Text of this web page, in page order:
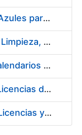
Reforma de Contenedores Azules para Transporte y Almacenaje de Cospel de Acuñar Moneda
Reforma de la Embocadura, Limpieza, Pintado y Numerado de 700 Contenedores Verdes para Moneda
Fabricación de agendas y calendarios de la FNMT-RCM 2020
Servicio de Renovación de Licencias de Productos Autodesk
Servicio de Mantenimiento Licencias y Soporte a Implantación Liferay de CERES